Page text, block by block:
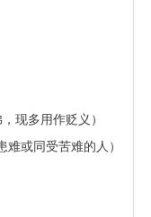
现多用作贬义）
或同受苦难的人）